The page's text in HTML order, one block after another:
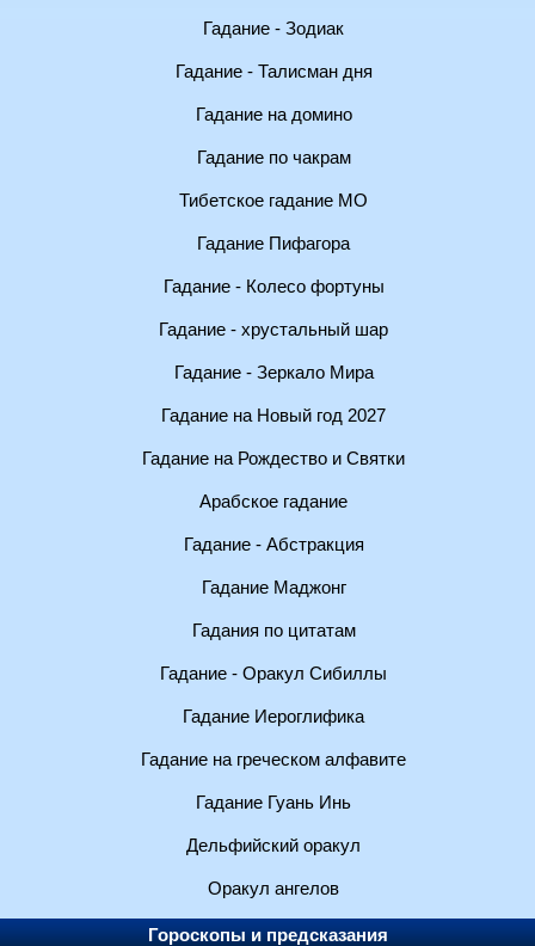
Гадание - Зодиак
Гадание - Талисман дня
Гадание на домино
Гадание по чакрам
Тибетское гадание МО
Гадание Пифагора
Гадание - Колесо фортуны
Гадание - хрустальный шар
Гадание - Зеркало Мира
Гадание на Новый год 2027
Гадание на Рождество и Святки
Арабское гадание
Гадание - Абстракция
Гадание Маджонг
Гадания по цитатам
Гадание - Оракул Сибиллы
Гадание Иероглифика
Гадание на греческом алфавите
Гадание Гуань Инь
Дельфийский оракул
Оракул ангелов
Гороскопы и предсказания